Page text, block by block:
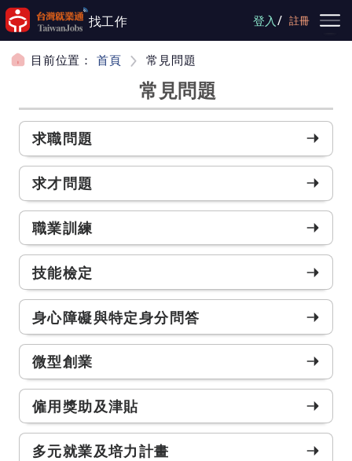
跳到主要內容
找工作 登入/ 註冊
目前位置： 首頁 常見問題
常見問題
求職問題
求才問題
職業訓練
技能檢定
身心障礙與特定身分問答
微型創業
僱用獎助及津貼
多元就業及培力計畫